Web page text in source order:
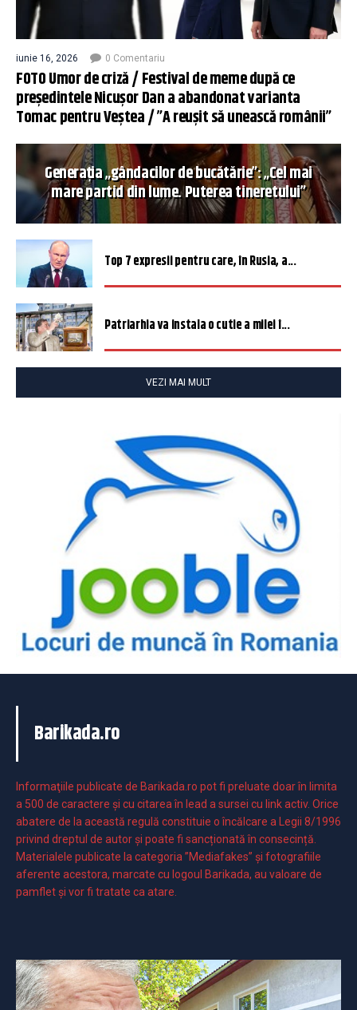
iunie 16, 2026 0 Comentariu
FOTO Umor de criză / Festival de meme după ce
președintele Nicușor Dan a abandonat varianta
Tomac pentru Veștea / ”A reușit să unească românii”
Generația „gândacilor de bucătărie”: „Cel mai
mare partid din lume. Puterea tineretului”
Top 7 expresii pentru care, în Rusia, a...
Patriarhia va instala o cutie a milei î...
VEZI MAI MULT
Barikada.ro
Informaţiile publicate de Barikada.ro pot fi preluate doar în limita
a 500 de caractere şi cu citarea în lead a sursei cu link activ. Orice
abatere de la această regulă constituie o încălcare a Legii 8/1996
privind dreptul de autor și poate fi sancționată în consecință.
Materialele publicate la categoria ”Mediafakes” și fotografiile
aferente acestora, marcate cu logoul Barikada, au valoare de
pamflet și vor fi tratate ca atare.